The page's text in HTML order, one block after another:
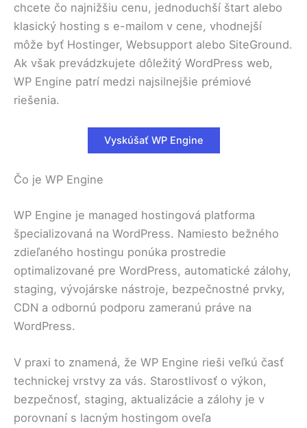
chcete čo najnižšiu cenu, jednoduchší štart alebo
klasický hosting s e-mailom v cene, vhodnejší
môže byť Hostinger, Websupport alebo SiteGround.
Ak však prevádzkujete dôležitý WordPress web,
WP Engine patrí medzi najsilnejšie prémiové
riešenia.
Vyskúšať WP Engine
Čo je WP Engine
WP Engine je managed hostingová platforma
špecializovaná na WordPress. Namiesto bežného
zdieľaného hostingu ponúka prostredie
optimalizované pre WordPress, automatické zálohy,
staging, vývojárske nástroje, bezpečnostné prvky,
CDN a odbornú podporu zameranú práve na
WordPress.
V praxi to znamená, že WP Engine rieši veľkú časť
technickej vrstvy za vás. Starostlivosť o výkon,
bezpečnosť, staging, aktualizácie a zálohy je v
porovnaní s lacným hostingom oveľa